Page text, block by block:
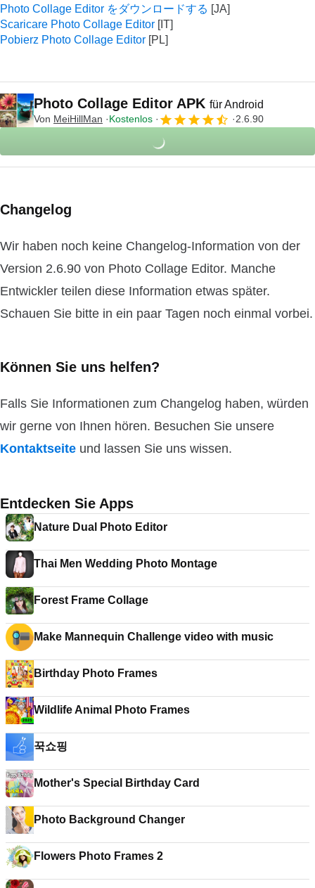
Photo Collage Editor をダウンロードする
Scaricare Photo Collage Editor
Pobierz Photo Collage Editor
Photo Collage Editor APK für Android
Von MeiHillMan Kostenlos 2.6.90
Changelog
Wir haben noch keine Changelog-Information von der
Version 2.6.90 von Photo Collage Editor. Manche
Entwickler teilen diese Information etwas später.
Schauen Sie bitte in ein paar Tagen noch einmal vorbei.
Können Sie uns helfen?
Falls Sie Informationen zum Changelog haben, würden
wir gerne von Ihnen hören. Besuchen Sie unsere
Kontaktseite und lassen Sie uns wissen.
Entdecken Sie Apps
Nature Dual Photo Editor
Thai Men Wedding Photo Montage
Forest Frame Collage
Make Mannequin Challenge video with music
Birthday Photo Frames
Wildlife Animal Photo Frames
꾹쇼핑
Mother's Special Birthday Card
Photo Background Changer
Flowers Photo Frames 2